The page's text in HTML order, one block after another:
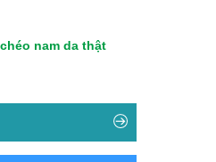
nam da thật